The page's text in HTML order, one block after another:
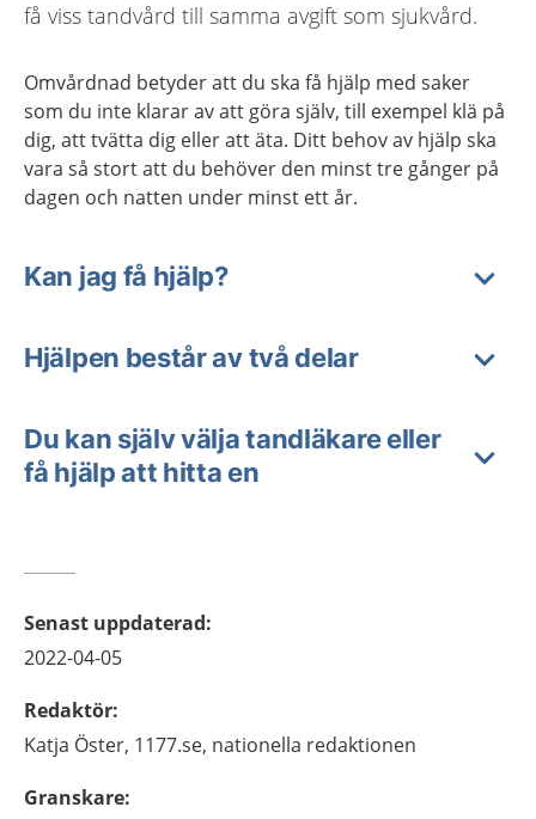
få viss tandvård till samma avgift som sjukvård.
Omvårdnad betyder att du ska få hjälp med saker
som du inte klarar av att göra själv, till exempel klä på
dig, att tvätta dig eller att äta. Ditt behov av hjälp ska
vara så stort att du behöver den minst tre gånger på
dagen och natten under minst ett år.
Kan jag få hjälp?
Hjälpen består av två delar
Du kan själv välja tandläkare eller
få hjälp att hitta en
Senast uppdaterad:
2022-04-05
Redaktör:
Katja Öster, 1177.se, nationella redaktionen
Granskare: